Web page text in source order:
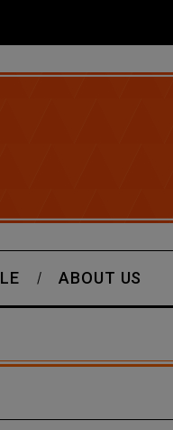
ABOUT US